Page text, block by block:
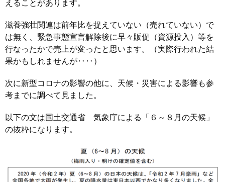
えることがあります。
滋養強壮関連は前年比を捉えていない（売れていない）で
は無く、緊急事態宣言解除後に早々販促（資源投入）等を
行なったかで売上が変ったと思います。（実際行われた結
果かもしれませんが‥‥）
次に新型コロナの影響の他に、天候・災害による影響も参
考までに調べて見ました。
以下の文は国土交通省 気象庁による「６～８月の天候」
の抜粋になります。